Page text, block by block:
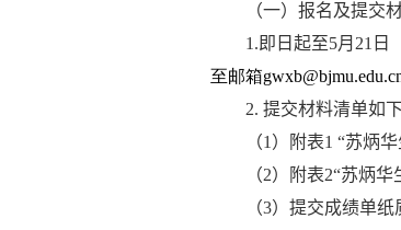
（一）报名及提交
1. 即日起至5月 21 日
至邮箱
2. 提交材料清单如下
（1 ）附表1 “苏炳
（2）附表2“苏炳华
（3）提交成绩单纸